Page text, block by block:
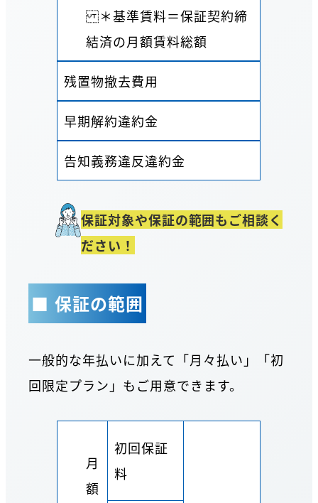
＊基準賃料＝保証契約締
結済の月額賃料総額
残置物撤去費用
早期解約違約金
告知義務違反違約金
保証対象や保証の範囲もご相談く
ださい！
■ 保証の範囲
一般的な年払いに加えて「月々払い」「初
回限定プラン」もご用意できます。
月
額
初回保証
料